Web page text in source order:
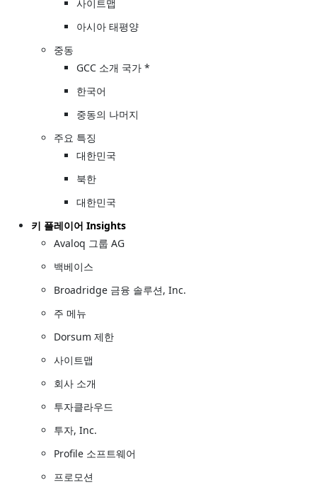
사이트맵
아시아 태평양
중동
GCC 소개 국가 *
한국어
중동의 나머지
주요 특징
대한민국
북한
대한민국
키 플레이어 Insights
Avaloq 그룹 AG
백베이스
Broadridge 금융 솔루션, Inc.
주 메뉴
Dorsum 제한
사이트맵
회사 소개
투자클라우드
투자, Inc.
Profile 소프트웨어
프로모션